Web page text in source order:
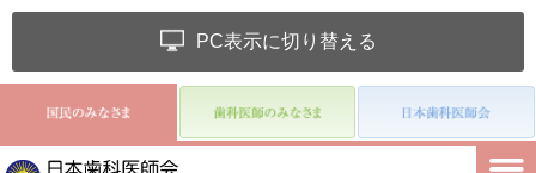
PC表示に切り替える